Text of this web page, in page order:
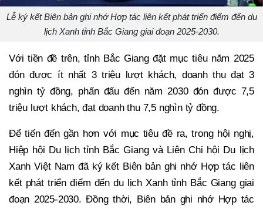
Lễ ký kết Biên bản ghi nhớ Hợp tác liên kết phát triển điểm đến du
lịch Xanh tỉnh Bắc Giang giai đoạn 2025-2030.
Với tiền đề trên, tỉnh Bắc Giang đặt mục tiêu năm 2025
đón được ít nhất 3 triệu lượt khách, doanh thu đạt 3
nghìn tỷ đồng, phấn đấu đến năm 2030 đón được 7,5
triệu lượt khách, đạt doanh thu 7,5 nghìn tỷ đồng.
Để tiến đến gần hơn với mục tiêu đề ra, trong hội nghị,
Hiệp hội Du lịch tỉnh Bắc Giang và Liên Chi hội Du lịch
Xanh Việt Nam đã ký kết Biên bản ghi nhớ Hợp tác liên
kết phát triển điểm đến du lịch Xanh tỉnh Bắc Giang giai
đoạn 2025-2030. Đồng thời, Biên bản ghi nhớ Hợp tác